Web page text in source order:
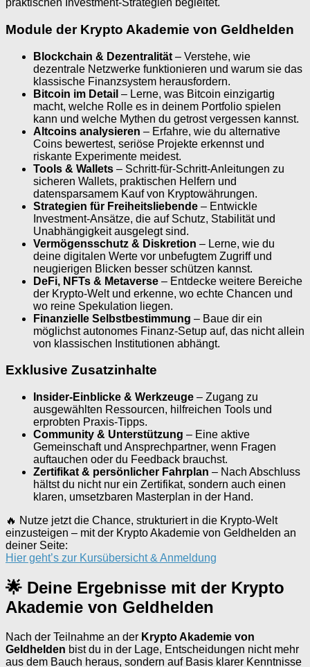
praktischen Investment-Strategien begleitet.
Module der Krypto Akademie von Geldhelden
Blockchain & Dezentralität – Verstehe, wie
dezentrale Netzwerke funktionieren und warum sie das
klassische Finanzsystem herausfordern.
Bitcoin im Detail – Lerne, was Bitcoin einzigartig
macht, welche Rolle es in deinem Portfolio spielen
kann und welche Mythen du getrost vergessen kannst.
Altcoins analysieren – Erfahre, wie du alternative
Coins bewertest, seriöse Projekte erkennst und
riskante Experimente meidest.
Tools & Wallets – Schritt-für-Schritt-Anleitungen zu
sicheren Wallets, praktischen Helfern und
datensparsamem Kauf von Kryptowährungen.
Strategien für Freiheitsliebende – Entwickle
Investment-Ansätze, die auf Schutz, Stabilität und
Unabhängigkeit ausgelegt sind.
Vermögensschutz & Diskretion – Lerne, wie du
deine digitalen Werte vor unbefugtem Zugriff und
neugierigen Blicken besser schützen kannst.
DeFi, NFTs & Metaverse – Entdecke weitere Bereiche
der Krypto-Welt und erkenne, wo echte Chancen und
wo reine Spekulation liegen.
Finanzielle Selbstbestimmung – Baue dir ein
möglichst autonomes Finanz-Setup auf, das nicht allein
von klassischen Institutionen abhängt.
Exklusive Zusatzinhalte
Insider-Einblicke & Werkzeuge – Zugang zu
ausgewählten Ressourcen, hilfreichen Tools und
erprobten Praxis-Tipps.
Community & Unterstützung – Eine aktive
Gemeinschaft und Ansprechpartner, wenn Fragen
auftauchen oder du Feedback brauchst.
Zertifikat & persönlicher Fahrplan – Nach Abschluss
hältst du nicht nur ein Zertifikat, sondern auch einen
klaren, umsetzbaren Masterplan in der Hand.
🔥 Nutze jetzt die Chance, strukturiert in die Krypto-Welt
einzusteigen – mit der Krypto Akademie von Geldhelden an
deiner Seite:
Hier geht’s zur Kursübersicht & Anmeldung
🌟 Deine Ergebnisse mit der Krypto
Akademie von Geldhelden
Nach der Teilnahme an der Krypto Akademie von
Geldhelden bist du in der Lage, Entscheidungen nicht mehr
aus dem Bauch heraus, sondern auf Basis klarer Kenntnisse